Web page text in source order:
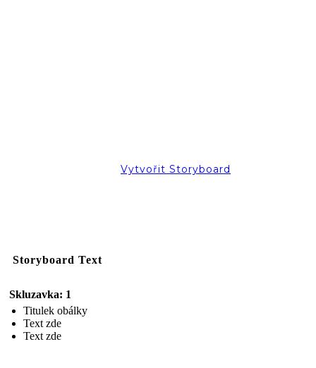
Vytvořit Storyboard
Storyboard Text
Skluzavka: 1
Titulek obálky
Text zde
Text zde